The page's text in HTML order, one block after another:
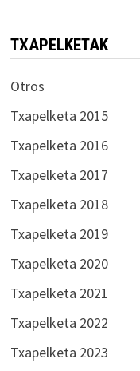
TXAPELKETAK
Otros
Txapelketa 2015
Txapelketa 2016
Txapelketa 2017
Txapelketa 2018
Txapelketa 2019
Txapelketa 2020
Txapelketa 2021
Txapelketa 2022
Txapelketa 2023